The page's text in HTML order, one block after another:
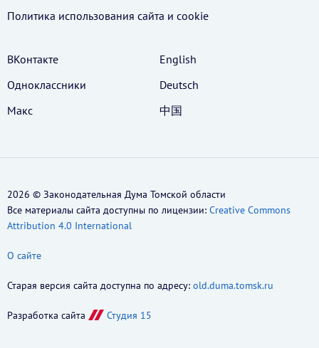
Политика использования cайта и cookie
ВКонтакте
Одноклассники
Макс
English
Deutsch
中国
2026 © Законодательная Дума Томской области
Все материалы сайта доступны по лицензии: Creative Commons
Attribution 4.0 International
О сайте
Старая версия сайта доступна по адресу: old.duma.tomsk.ru
Разработка сайта Студия 15